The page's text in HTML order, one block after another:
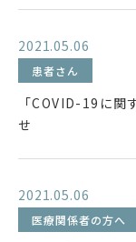
2021.05.06
患者さん
「COVID-19に関
せ
2021.05.06
医療関係者の方へ